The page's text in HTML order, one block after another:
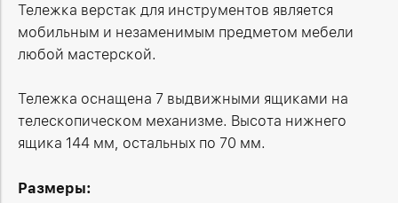
Тележка верстак для инструментов является
мобильным и незаменимым предметом мебели
любой мастерской.
Тележка оснащена 7 выдвижными ящиками на
телескопическом механизме. Высота нижнего
ящика 144 мм, остальных по 70 мм.
Размеры: